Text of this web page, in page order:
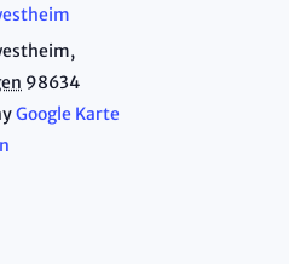
,
98634
Google Karte